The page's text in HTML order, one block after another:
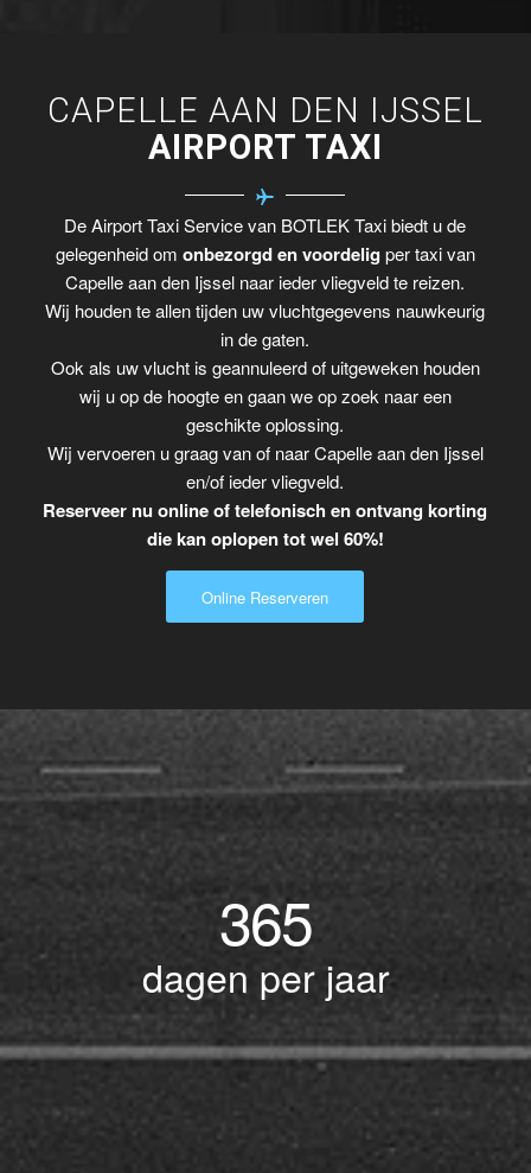
CAPELLE AAN DEN IJSSEL
AIRPORT TAXI
De Airport Taxi Service van BOTLEK Taxi biedt u de
gelegenheid om onbezorgd en voordelig per taxi van
Capelle aan den Ijssel naar ieder vliegveld te reizen.
Wij houden te allen tijden uw vluchtgegevens nauwkeurig
in de gaten.
Ook als uw vlucht is geannuleerd of uitgeweken houden
wij u op de hoogte en gaan we op zoek naar een
geschikte oplossing.
Wij vervoeren u graag van of naar Capelle aan den Ijssel
en/of ieder vliegveld.
Reserveer nu online of telefonisch en ontvang korting
die kan oplopen tot wel 60%!
Online Reserveren
365
dagen per jaar